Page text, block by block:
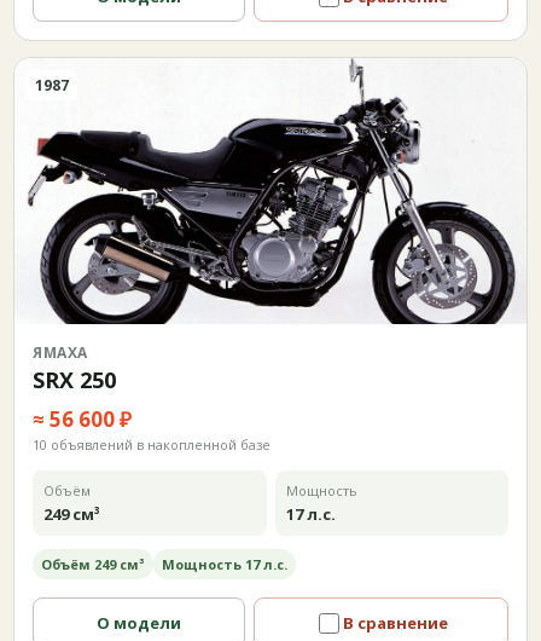
1987
ЯМАХА
SRX 250
≈ 56 600 ₽
10 объявлений в накопленной базе
Объём
249 см³
Мощность
17 л.с.
Объём 249 см³ Мощность 17 л.с.
О модели В сравнение